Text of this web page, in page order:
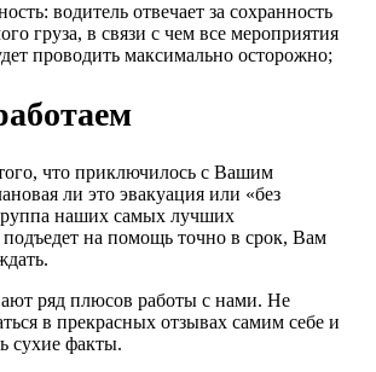
водитель отвечает за сохранность
груза, в связи с чем все мероприятия
проводить максимально осторожно;
что приключилось с Вашим
ли это эвакуация или «без
наших самых лучших
на помощь точно в срок, Вам
ряд плюсов работы с нами. Не
в прекрасных отзывах самим себе и
сухие факты.